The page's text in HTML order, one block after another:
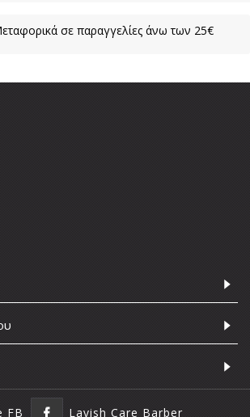
σε παραγγελίες άνω των 25€
FB Lavish Care Barber